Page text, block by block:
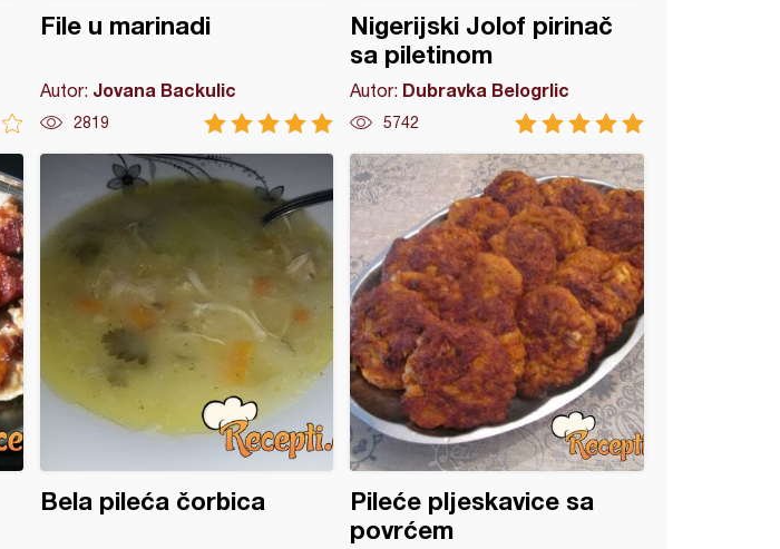
File u marinadi
Autor: Jovana Backulic
2819
Nigerijski Jolof pirinač
sa piletinom
Autor: Dubravka Belogrlic
5742
Bela pileća čorbica
Pileće pljeskavice sa
povrćem